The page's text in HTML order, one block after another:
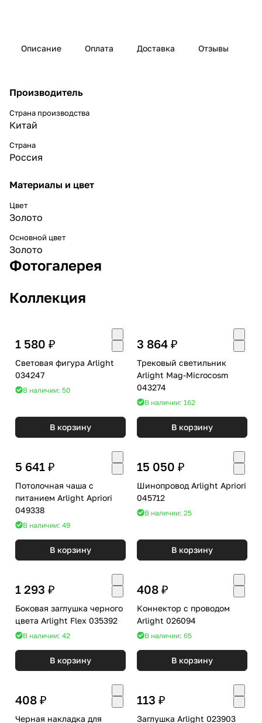
Описание Оплата Доставка Отзывы
Производитель
Страна производства
Китай
Страна
Россия
Материалы и цвет
Цвет
Золото
Основной цвет
Золото
Фотогалерея
Коллекция
1 580 ₽
Световая фигура Arlight
034247
В наличии: 50
В корзину
3 864 ₽
Трековый светильник
Arlight Mag-Microcosm
043274
В наличии: 162
В корзину
5 641 ₽
Потолочная чаша с
питанием Arlight Apriori
049338
В наличии: 49
В корзину
15 050 ₽
Шинопровод Arlight Apriori
045712
В наличии: 25
В корзину
1 293 ₽
Боковая заглушка черного
цвета Arlight Flex 035392
В наличии: 42
В корзину
408 ₽
Коннектор с проводом
Arlight 026094
В наличии: 65
В корзину
408 ₽
Черная накладка для
113 ₽
Заглушка Arlight 023903